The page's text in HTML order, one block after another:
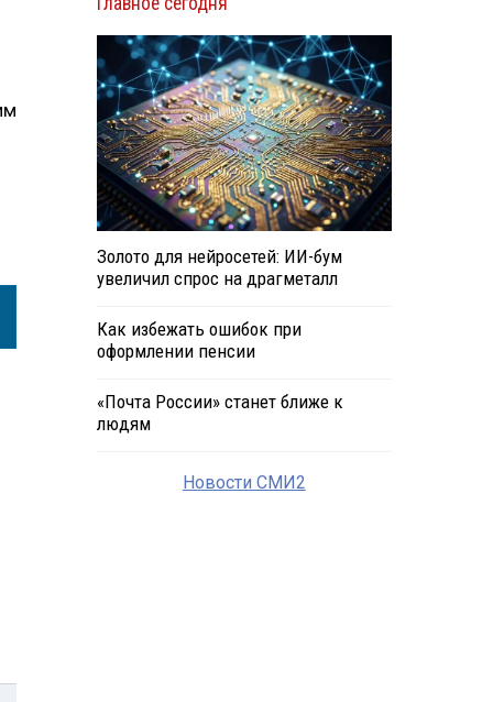
Золото для нейросетей: ИИ-бум
увеличил спрос на драгметалл
Как избежать ошибок при
оформлении пенсии
«Почта России» станет ближе к
людям
Новости СМИ2